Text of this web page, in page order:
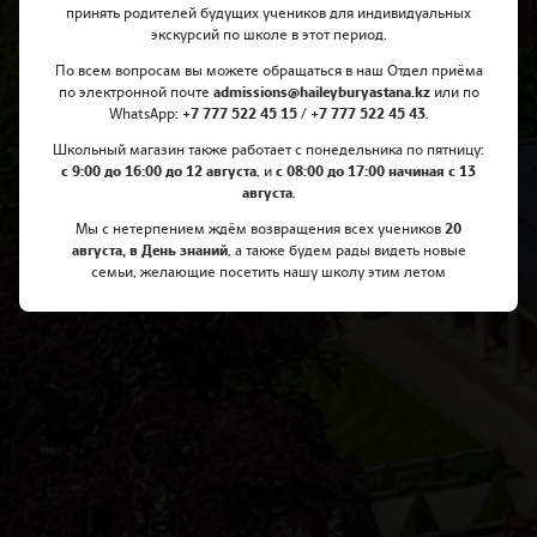
принять родителей будущих учеников для индивидуальных
экскурсий по школе в этот период.
По всем вопросам вы можете обращаться в наш Отдел приёма
по электронной почте admissions@haileyburyastana.kzили по
WhatsApp: +7 777 522 45 15 / +7 777 522 45 43.
Школьный магазин также работает с понедельника по пятницу:
с 9:00 до 16:00 до 12 августа, и с 08:00 до 17:00 начиная с 13
августа.
Мы с нетерпением ждём возвращения всех учеников 20
августа, в День знаний, а также будем рады видеть новые
семьи, желающие посетить нашу школу этим летом